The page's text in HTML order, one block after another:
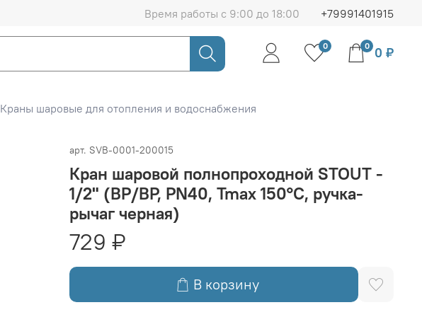
Время работы с 9:00 до 18:00 +79991401915
0 0 0 ₽
Краны шаровые для отопления и водоснабжения
арт. SVB-0001-200015
Кран шаровой полнопроходной STOUT -
1/2" (ВР/ВР, PN40, Tmax 150°C, ручка-
рычаг черная)
729 ₽
В корзину